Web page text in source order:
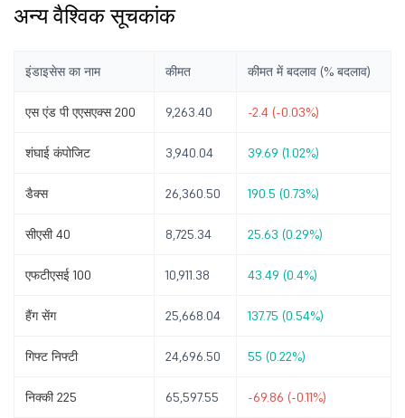
अन्य वैश्विक सूचकांक
इंडाइसेस का नाम कीमत कीमत में बदलाव (% बदलाव)
एस एंड पी एएसएक्स 200 9,263.40 -2.4 (-0.03%)
शंघाई कंपोजिट 3,940.04 39.69 (1.02%)
डैक्स 26,360.50 190.5 (0.73%)
सीएसी 40 8,725.34 25.63 (0.29%)
एफटीएसई 100 10,911.38 43.49 (0.4%)
हैंग सेंग 25,668.04 137.75 (0.54%)
गिफ्ट निफ्टी 24,696.50 55 (0.22%)
निक्की 225 65,597.55 -69.86 (-0.11%)